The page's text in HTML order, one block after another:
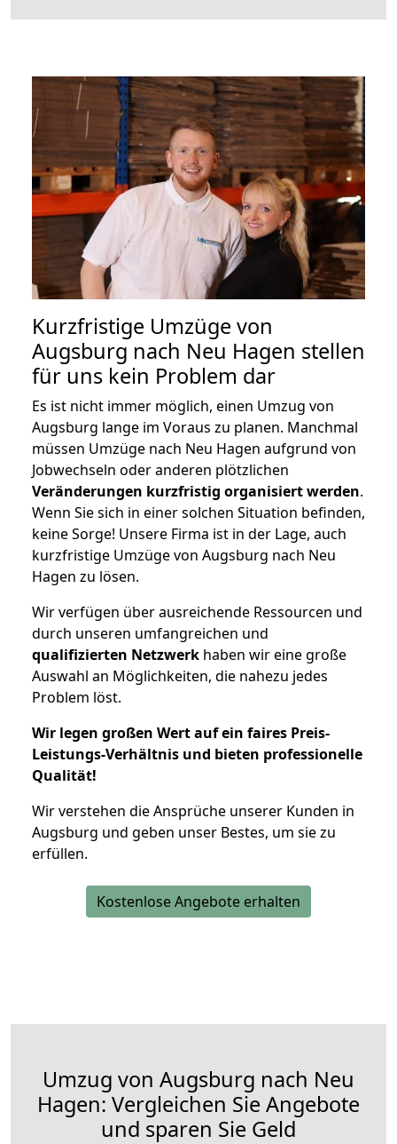
Kurzfristige Umzüge von
Augsburg nach Neu Hagen stellen
für uns kein Problem dar
Es ist nicht immer möglich, einen Umzug von
Augsburg lange im Voraus zu planen. Manchmal
müssen Umzüge nach Neu Hagen aufgrund von
Jobwechseln oder anderen plötzlichen
Veränderungen kurzfristig organisiert werden.
Wenn Sie sich in einer solchen Situation befinden,
keine Sorge! Unsere Firma ist in der Lage, auch
kurzfristige Umzüge von Augsburg nach Neu
Hagen zu lösen.
Wir verfügen über ausreichende Ressourcen und
durch unseren umfangreichen und
qualifizierten Netzwerk haben wir eine große
Auswahl an Möglichkeiten, die nahezu jedes
Problem löst.
Wir legen großen Wert auf ein faires Preis-
Leistungs-Verhältnis und bieten professionelle
Qualität!
Wir verstehen die Ansprüche unserer Kunden in
Augsburg und geben unser Bestes, um sie zu
erfüllen.
Kostenlose Angebote erhalten
Umzug von Augsburg nach Neu
Hagen: Vergleichen Sie Angebote
und sparen Sie Geld